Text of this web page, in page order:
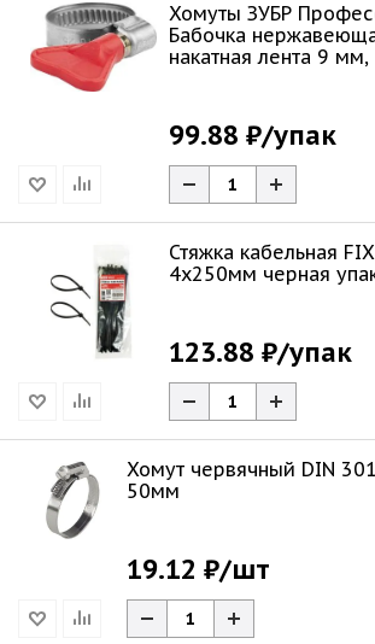
Хомуты ЗУБР
Бабочка
накатная лента 9
99.88 ₽/упак
Стяжка кабельная
4х250мм черная
123.88 ₽/упак
Хомут червячный DIN
50мм
19.12 ₽/шт